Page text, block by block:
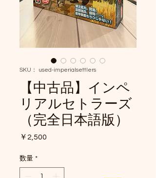
SKU： used-imperialsettlers
【中古品】インペ
リアルセトラーズ
（完全日本語版）
￥2,500
数量 *